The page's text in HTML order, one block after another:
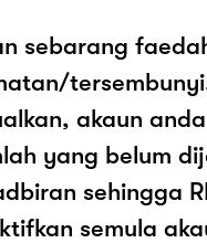
sebarang
akaun
yang belum
sehingga
semula